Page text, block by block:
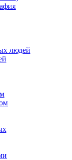
людей